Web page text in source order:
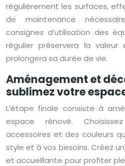
régulièrement les surfaces,
de maintenance
consignes d’utilisation des
régulier préservera la
prolongera sa durée de vie.
Aménagement et
sublimez votre
L’étape finale consiste à
espace rénové.
accessoires et des couleurs
style et à vos besoins. Créez
et accueillante pour profiter